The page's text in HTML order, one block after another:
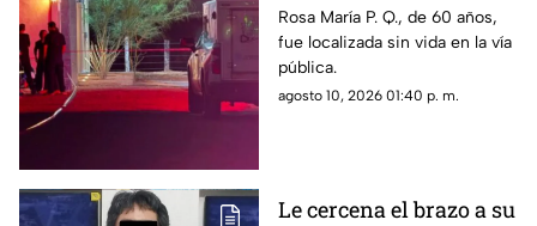
encontrada sin vida en
Valles de Chihuahua
Rosa María P. Q., de 60 años,
fue localizada sin vida en la vía
pública.
agosto 10, 2026 01:40 p. m.
Le cercena el brazo a su